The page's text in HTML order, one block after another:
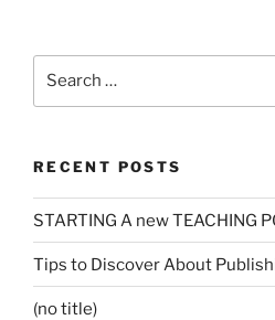
RECENT POSTS
STARTING A new TEACHING
Tips to Discover About
(no title)